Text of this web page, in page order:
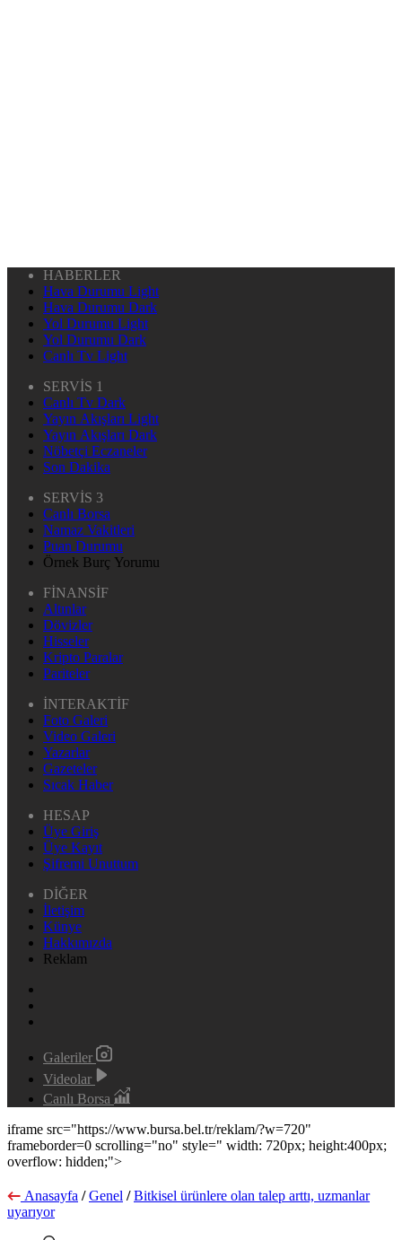
HABERLER
Hava Durumu Light
Hava Durumu Dark
Yol Durumu Light
Yol Durumu Dark
Canlı Tv Light
SERVİS 1
Canlı Tv Dark
Yayın Akışları Light
Yayın Akışları Dark
Nöbetçi Eczaneler
Son Dakika
SERVİS 3
Canlı Borsa
Namaz Vakitleri
Puan Durumu
Örnek Burç Yorumu
FİNANSİF
Altınlar
Dövizler
Hisseler
Kripto Paralar
Pariteler
İNTERAKTİF
Foto Galeri
Video Galeri
Yazarlar
Gazeteler
Sıcak Haber
HESAP
Üye Giriş
Üye Kayıt
Şifremi Unuttum
DİĞER
İletişim
Künye
Hakkımızda
Reklam
Galeriler
Videolar
Canlı Borsa
iframe src="https://www.bursa.bel.tr/reklam/?w=720"
frameborder=0 scrolling="no" style=" width: 720px; height:400px;
overflow: hidden;">
Anasayfa / Genel / Bitkisel ürünlere olan talep arttı, uzmanlar
uyarıyor